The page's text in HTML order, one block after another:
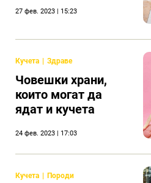
27 фев. 2023 | 15:23
Кучета Здраве
Човешки храни,
които могат да
ядат и кучета
24 фев. 2023 | 17:03
Кучета Породи